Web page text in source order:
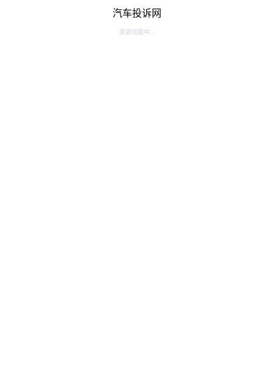
汽车投诉网
资源加载中...